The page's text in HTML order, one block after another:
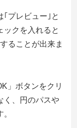
｢プレビュー｣と
ックを入れると
ることが出来ま
」ボタンをクリ
く、円のパスや